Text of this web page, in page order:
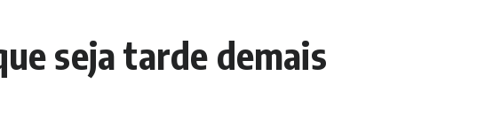
seja tarde demais